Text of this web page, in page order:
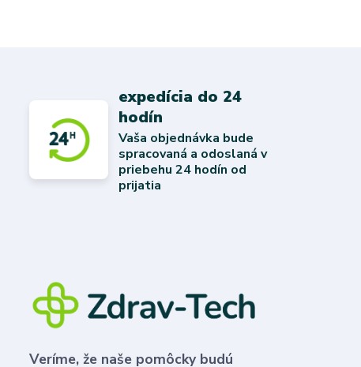
expedícia do 24
hodín
Vaša objednávka bude
spracovaná a odoslaná v
priebehu 24 hodín od
prijatia
Veríme, že naše pomôcky budú